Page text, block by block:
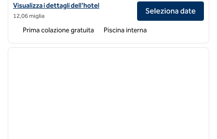
Visualizza i dettagli dell'hotel Home2 Suites by Hilton Denver
Visualizza i dettagli dell'hotel
12,06 miglia
Seleziona date
Prima colazione gratuita Piscina interna
1 di 12